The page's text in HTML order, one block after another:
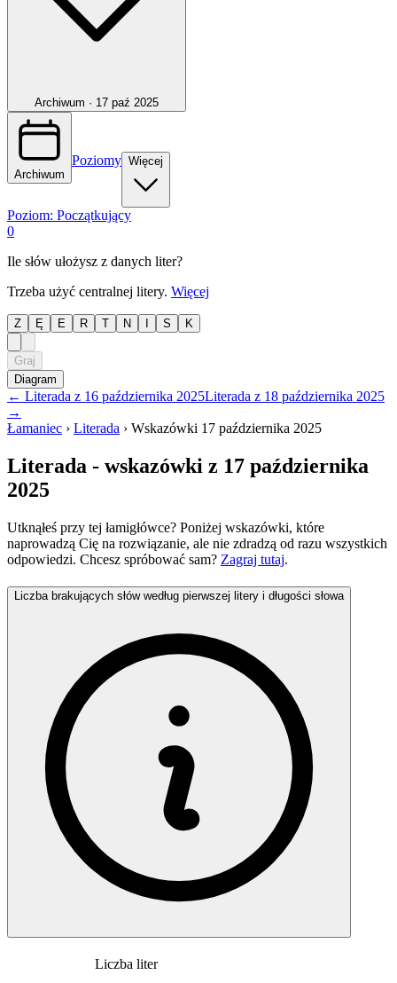
Archiwum · 17 paź 2025
Archiwum
Poziomy Więcej
Poziom: Początkujący
0
Ile słów ułożysz z danych liter?
Trzeba użyć centralnej litery. Więcej
Z Ę E R T N S K
Graj
Diagram
← Literada z 16 października 2025Literada z 18 października 2025
→
Łamaniec › Literada › Wskazówki 17 października 2025
Literada - wskazówki z 17 października
2025
Utknąłeś przy tej łamigłówce? Poniżej wskazówki, które
naprowadzą Cię na rozwiązanie, ale nie zdradzą od razu wszystkich
odpowiedzi. Chcesz spróbować sam? Zagraj tutaj.
Liczba brakujących słów według pierwszej litery i długości słowa
Liczba liter